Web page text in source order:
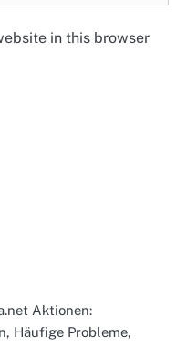
in this browser
Aktionen:
Häufige Probleme,